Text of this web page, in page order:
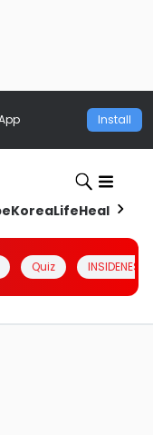
Install
KoreaLifeHealth
Quiz INSIDENESIA